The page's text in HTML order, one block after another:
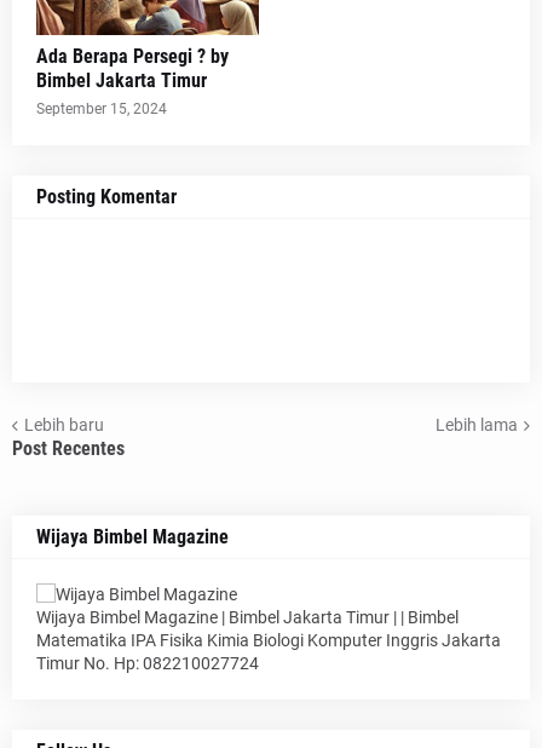
Ada Berapa Persegi ? by
Bimbel Jakarta Timur
September 15, 2024
Posting Komentar
Lebih baru Lebih lama
Post Recentes
Wijaya Bimbel Magazine
Wijaya Bimbel Magazine | Bimbel Jakarta Timur | | Bimbel
Matematika IPA Fisika Kimia Biologi Komputer Inggris Jakarta
Timur No. Hp: 082210027724